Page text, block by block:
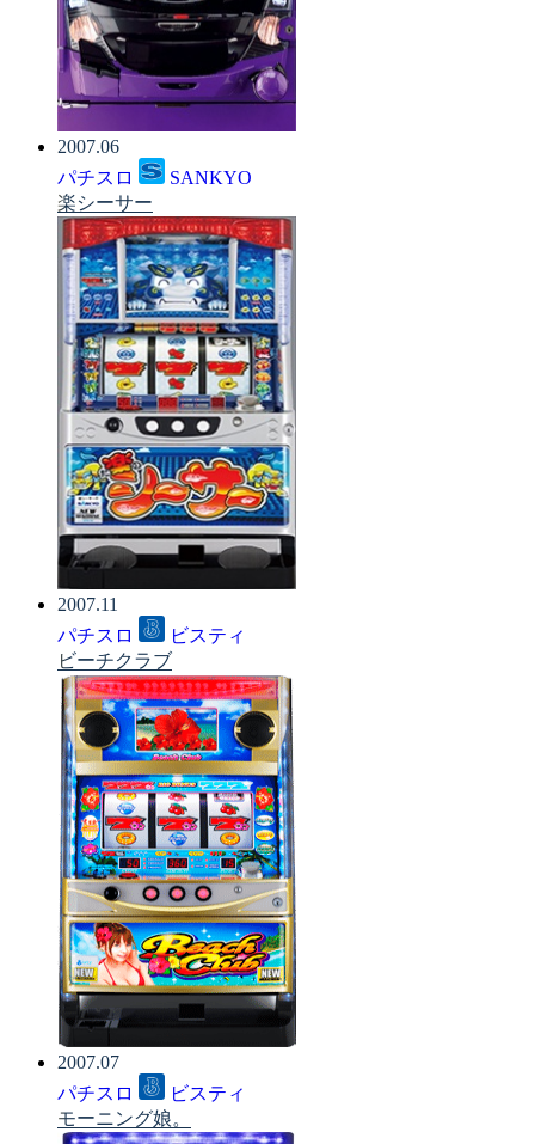
2007.06
パチスロ
SANKYO
楽シーサー
2007.11
パチスロ
ビスティ
ビーチクラブ
2007.07
パチスロ
ビスティ
モーニング娘。